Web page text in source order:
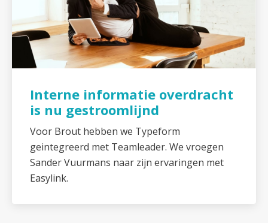
Interne informatie overdracht
is nu gestroomlijnd
Voor Brout hebben we Typeform
geintegreerd met Teamleader. We vroegen
Sander Vuurmans naar zijn ervaringen met
Easylink.